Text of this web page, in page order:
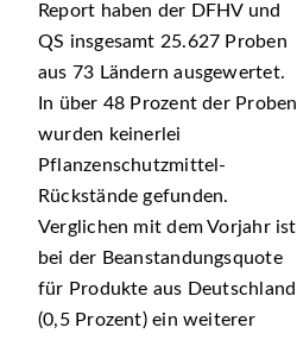
Report haben der DFHV und
QS insgesamt 25.627 Proben
aus 73 Ländern ausgewertet.
In über 48 Prozent der Proben
wurden keinerlei
Pflanzenschutzmittel-
Rückstände gefunden.
Verglichen mit dem Vorjahr ist
bei der Beanstandungsquote
für Produkte aus Deutschland
(0,5 Prozent) ein weiterer